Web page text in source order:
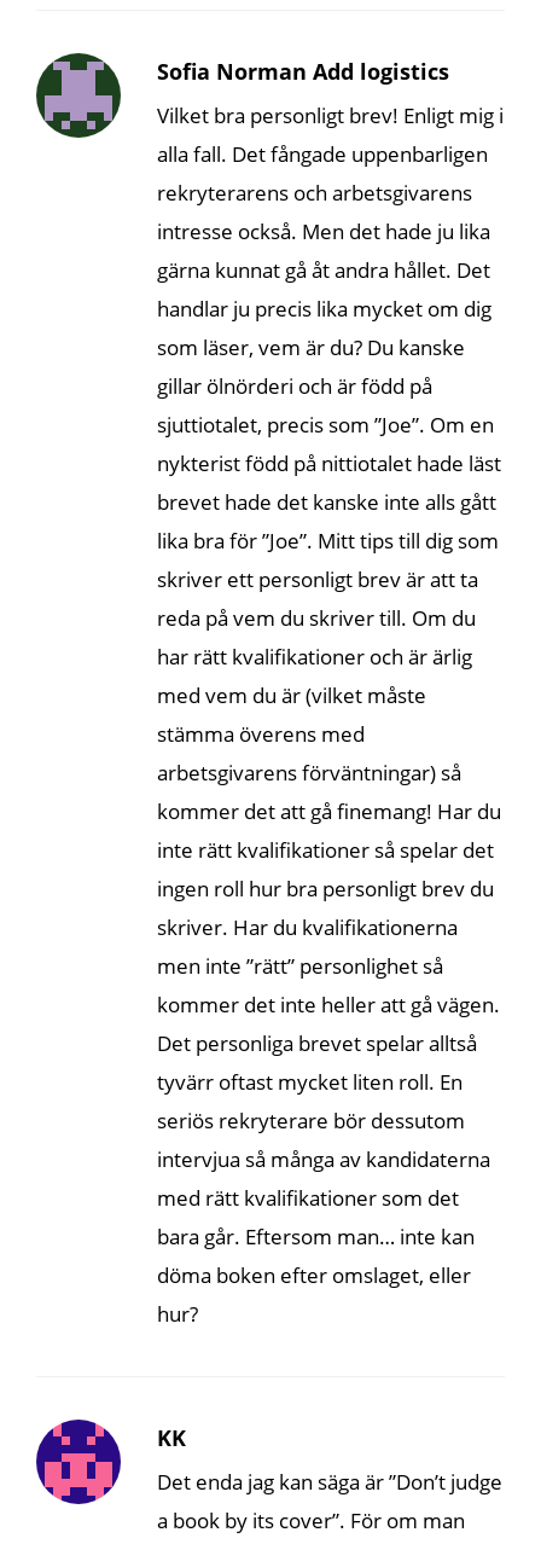
Sofia Norman Add logistics
Vilket bra personligt brev! Enligt mig i
alla fall. Det fångade uppenbarligen
rekryterarens och arbetsgivarens
intresse också. Men det hade ju lika
gärna kunnat gå åt andra hållet. Det
handlar ju precis lika mycket om dig
som läser, vem är du? Du kanske
gillar ölnörderi och är född på
sjuttiotalet, precis som ”Joe”. Om en
nykterist född på nittiotalet hade läst
brevet hade det kanske inte alls gått
lika bra för ”Joe”. Mitt tips till dig som
skriver ett personligt brev är att ta
reda på vem du skriver till. Om du
har rätt kvalifikationer och är ärlig
med vem du är (vilket måste
stämma överens med
arbetsgivarens förväntningar) så
kommer det att gå finemang! Har du
inte rätt kvalifikationer så spelar det
ingen roll hur bra personligt brev du
skriver. Har du kvalifikationerna
men inte ”rätt” personlighet så
kommer det inte heller att gå vägen.
Det personliga brevet spelar alltså
tyvärr oftast mycket liten roll. En
seriös rekryterare bör dessutom
intervjua så många av kandidaterna
med rätt kvalifikationer som det
bara går. Eftersom man… inte kan
döma boken efter omslaget, eller
hur?
KK
Det enda jag kan säga är ”Don’t judge
a book by its cover”. För om man